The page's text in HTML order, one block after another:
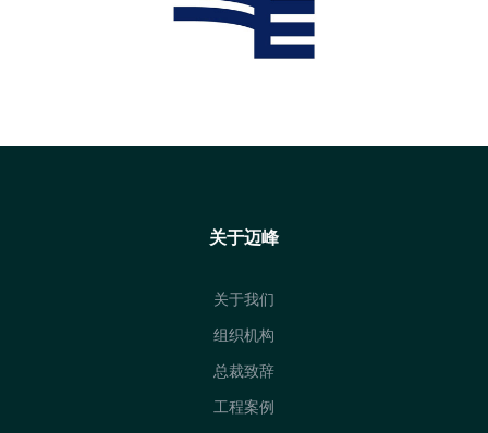
关于迈峰
关于我们
组织机构
总裁致辞
工程案例